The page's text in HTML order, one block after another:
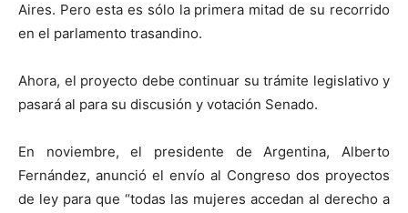
Aires. Pero esta es sólo la primera mitad de su recorrido
en el parlamento trasandino.
Ahora, el proyecto debe continuar su trámite legislativo y
pasará al para su discusión y votación Senado.
En noviembre, el presidente de Argentina, Alberto
Fernández, anunció el envío al Congreso dos proyectos
de ley para que “todas las mujeres accedan al derecho a